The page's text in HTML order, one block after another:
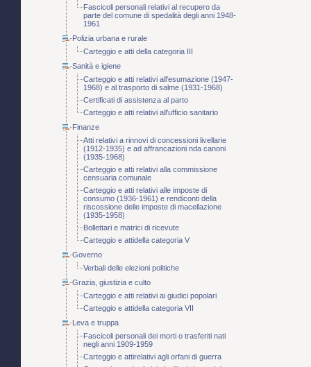
Fascicoli personali relativi al recupero da
parte del comune di spedalità degli anni 1948-
1961
Polizia urbana e rurale
Carteggio e atti della categoria III
Sanità e igiene
Carteggio e atti relativi all'esumazione (1947-
1968) e al trasporto di salme (1931-1968)
Certificati di assistenza al parto
Carteggio e atti relativi all'ufficio sanitario
Finanze
Atti relativi a rinnovi di concessioni livellarie
(1912-1935) e ad affrancazioni nda canoni
(1935-1968)
Carteggio e atti relativi alla commissione
censuaria comunale
Carteggio e atti relativi alle imposte di
consumo (1936-1961) e rendiconti della
riscossione delle imposte di macellazione
(1935-1958)
Bollettari e matrici di ricevute
Carteggio e attidella categoria V
Governo
Verbali delle elezioni politiche
Grazia, giustizia e culto
Carteggio e atti relativi ai giudici popolari
Carteggio e attidella categoria VII
Leva e truppa
Fascicoli personali dei morti o trasferiti nati
negli anni 1909-1959
Carteggio e attirelativi agli orfani di guerra